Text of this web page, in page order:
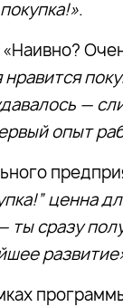
.
—
опыт
ценна
ты сразу